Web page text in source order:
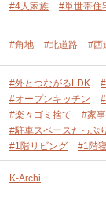
#4人家族 #単世帯住
#角地 #北道路 #西
#外とつながるLDK
#オープンキッチン
#楽々ゴミ捨て
#家
#駐車スペースたっぷり
#1階リビング
#1階
K-Archi